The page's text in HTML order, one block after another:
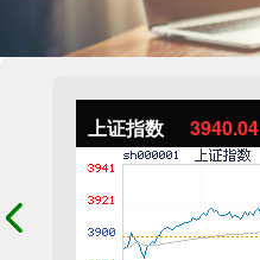
上证指数 3940.04